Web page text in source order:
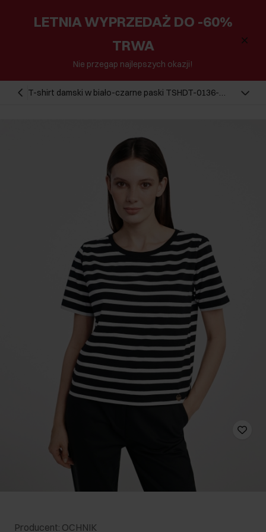
LETNIA WYPRZEDAŻ DO -60%
TRWA
Nie przegap najlepszych okazji!
T-shirt damski w biało-czarne paski TSHDT-0136-
Producent: OCHNIK